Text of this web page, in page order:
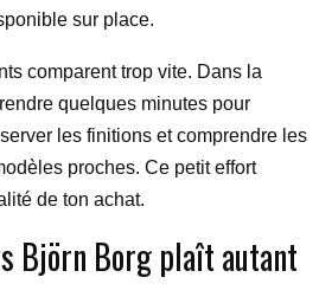
sur place.
comparent trop vite. Dans la
quelques minutes pour
les finitions et comprendre les
proches. Ce petit effort
de ton achat.
Björn Borg plaît autant